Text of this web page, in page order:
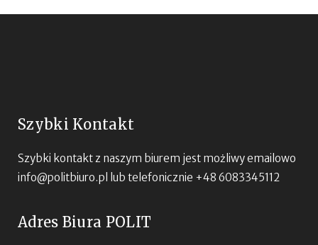
Szybki Kontakt
Szybki kontakt z naszym biurem jest możliwy emailowo
info@politbiuro.pl
lub telefonicznie +48 6083345112
Adres Biura POLIT